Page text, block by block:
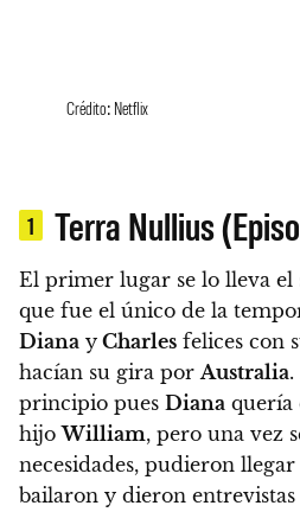
Crédito: Netflix
1 Terra Nullius
El primer lugar se lo lleva el
que fue el único de la
Diana y Charles felices con
hacían su gira por Australia.
principio pues Diana quería
hijoWilliam, pero una vez
necesidades, pudieron
bailaron y dieron